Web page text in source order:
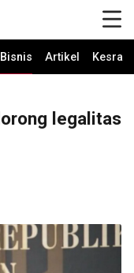
Artikel Kesra
legalitas